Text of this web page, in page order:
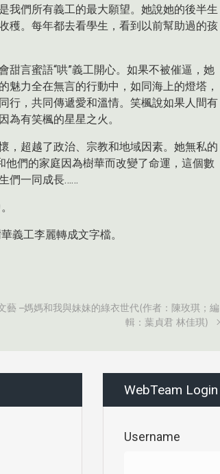
我們所有義工的最大願望。她說她的後半生
穫。每年都去看學生，看到以前幫助過的孩
言蜜語“哄”義工開心。如果不被催逼，她
力全在無言的行動中，如同海上的燈塔，
行，共同傳遞愛和溫情。笑楓說如果人間有
為有笑楓的星星之火。
，超越了政治、宗教和地域因素。她無私的
們的家庭因為樹華而改變了命運，這個數
們一同成長……
義工李麗轉成文字檔。
藝 –媽媽和我與妹妹的綠衣世代(作者：陳玫琪；編
輯：葉貞君 林佳琪)
WebTeam Login
Username